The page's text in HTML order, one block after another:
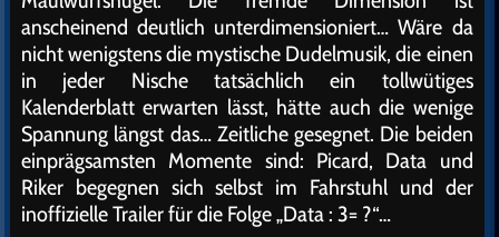
anscheinend deutlich unterdimensioniert… Wäre da
nicht wenigstens die mystische Dudelmusik, die einen
in jeder Nische tatsächlich ein tollwütiges
Kalenderblatt erwarten lässt, hätte auch die wenige
Spannung längst das… Zeitliche gesegnet. Die beiden
einprägsamsten Momente sind: Picard, Data und
Riker begegnen sich selbst im Fahrstuhl und der
inoffizielle Trailer für die Folge „Data : 3= ?“…